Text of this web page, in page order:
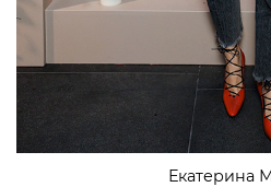
Екатерина